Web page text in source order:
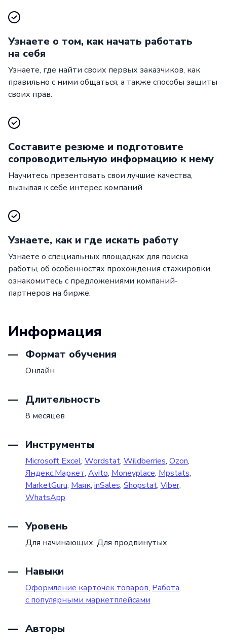
Узнаете о том, как начать работать
на себя
Узнаете, где найти своих первых заказчиков, как
правильно с ними общаться, а также способы защиты
своих прав.
Составите резюме и подготовите
сопроводительную информацию к нему
Научитесь презентовать свои лучшие качества,
вызывая к себе интерес компаний
Узнаете, как и где искать работу
Узнаете о специальных площадках для поиска
работы, об особенностях прохождения стажировки,
ознакомитесь с предложениями компаний-
партнеров на бирже.
Информация
Формат обучения
Онлайн
Длительность
8 месяцев
Инструменты
Microsoft Excel, Wordstat, Wildberries, Ozon,
Яндекс.Маркет, Avito, Moneyplace, Mpstats,
MarketGuru, Маяк, inSales, Shopstat, Viber,
WhatsApp
Уровень
Для начинающих, Для продвинутых
Навыки
Оформление карточек товаров, Работа
с популярными маркетплейсами
Авторы